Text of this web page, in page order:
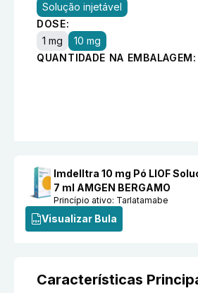
Solução injetável
DOSE:
1 mg
10 mg
QUANTIDADE NA EMBALAGEM:
Imdelltra 10 mg Pó LIOF
7 ml AMGEN BERGAMO
Princípio ativo: Tarlatamabe
Visualizar Bula
Características